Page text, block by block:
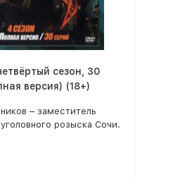
сезон, 30
версия) (18+)
– заместитель
розыска Сочи.
езде он получил